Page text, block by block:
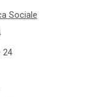
Sociale
24